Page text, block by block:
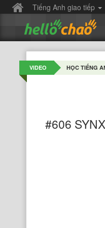
Tiếng Anh giao tiếp
VIDEO HỌC TIẾNG
#606